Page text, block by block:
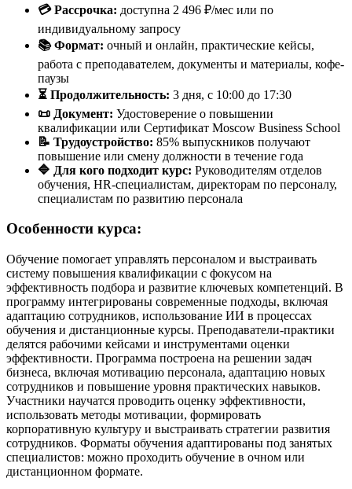
💳 Рассрочка: доступна 2 496 ₽/мес или по
индивидуальному запросу
📚 Формат: очный и онлайн, практические кейсы,
работа с преподавателем, документы и материалы, кофе-
паузы
⏳ Продолжительность: 3 дня, с 10:00 до 17:30
📜 Документ: Удостоверение о повышении
квалификации или Сертификат Moscow Business School
📝 Трудоустройство: 85% выпускников получают
повышение или смену должности в течение года
🔷 Для кого подходит курс: Руководителям отделов
обучения, HR-специалистам, директорам по персоналу,
специалистам по развитию персонала
Особенности курса:
Обучение помогает управлять персоналом и выстраивать
систему повышения квалификации с фокусом на
эффективность подбора и развитие ключевых компетенций. В
программу интегрированы современные подходы, включая
адаптацию сотрудников, использование ИИ в процессах
обучения и дистанционные курсы. Преподаватели-практики
делятся рабочими кейсами и инструментами оценки
эффективности. Программа построена на решении задач
бизнеса, включая мотивацию персонала, адаптацию новых
сотрудников и повышение уровня практических навыков.
Участники научатся проводить оценку эффективности,
использовать методы мотивации, формировать
корпоративную культуру и выстраивать стратегии развития
сотрудников. Форматы обучения адаптированы под занятых
специалистов: можно проходить обучение в очном или
дистанционном формате.